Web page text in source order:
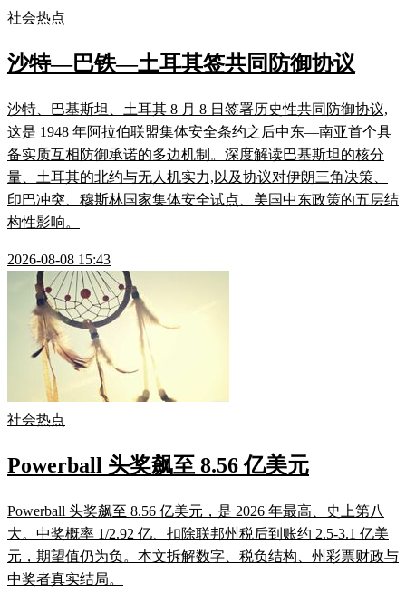
社会热点
沙特—巴铁—土耳其签共同防御协议
沙特、巴基斯坦、土耳其 8 月 8 日签署历史性共同防御协议,
这是 1948 年阿拉伯联盟集体安全条约之后中东—南亚首个具
备实质互相防御承诺的多边机制。深度解读巴基斯坦的核分
量、土耳其的北约与无人机实力,以及协议对伊朗三角决策、
印巴冲突、穆斯林国家集体安全试点、美国中东政策的五层结
构性影响。
2026-08-08 15:43
社会热点
Powerball 头奖飙至 8.56 亿美元
Powerball 头奖飙至 8.56 亿美元，是 2026 年最高、史上第八
大。中奖概率 1/2.92 亿、扣除联邦州税后到账约 2.5-3.1 亿美
元，期望值仍为负。本文拆解数字、税负结构、州彩票财政与
中奖者真实结局。